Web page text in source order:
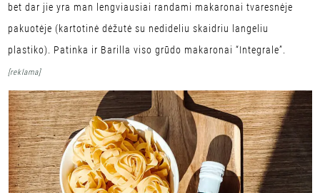
bet dar jie yra man lengviausiai randami makaronai tvaresnėje
pakuotėje (kartotinė dėžutė su nedideliu skaidriu langeliu
plastiko). Patinka ir Barilla viso grūdo makaronai “Integrale”.
[reklama]